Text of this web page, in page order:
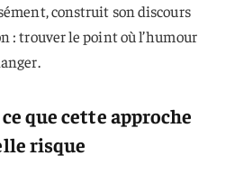
construit son discours
: trouver le point où l’humour
que cette approche
risque